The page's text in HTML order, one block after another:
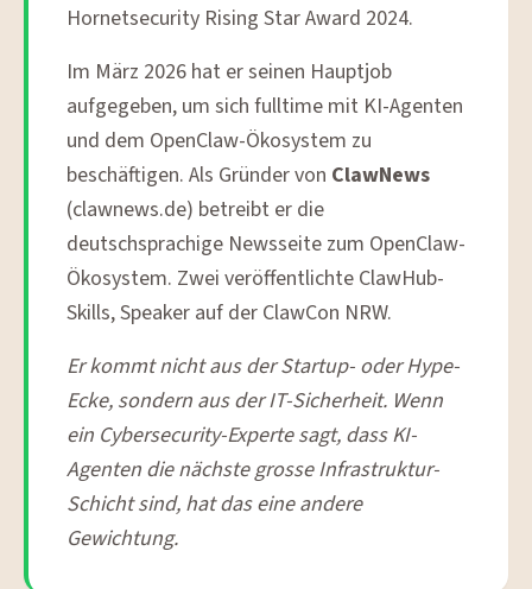
Hornetsecurity Rising Star Award 2024.
Im März 2026 hat er seinen Hauptjob
aufgegeben, um sich fulltime mit KI-Agenten
und dem OpenClaw-Ökosystem zu
beschäftigen. Als Gründer von ClawNews
(clawnews.de) betreibt er die
deutschsprachige Newsseite zum OpenClaw-
Ökosystem. Zwei veröffentlichte ClawHub-
Skills, Speaker auf der ClawCon NRW.
Er kommt nicht aus der Startup- oder Hype-
Ecke, sondern aus der IT-Sicherheit. Wenn
ein Cybersecurity-Experte sagt, dass KI-
Agenten die nächste grosse Infrastruktur-
Schicht sind, hat das eine andere
Gewichtung.